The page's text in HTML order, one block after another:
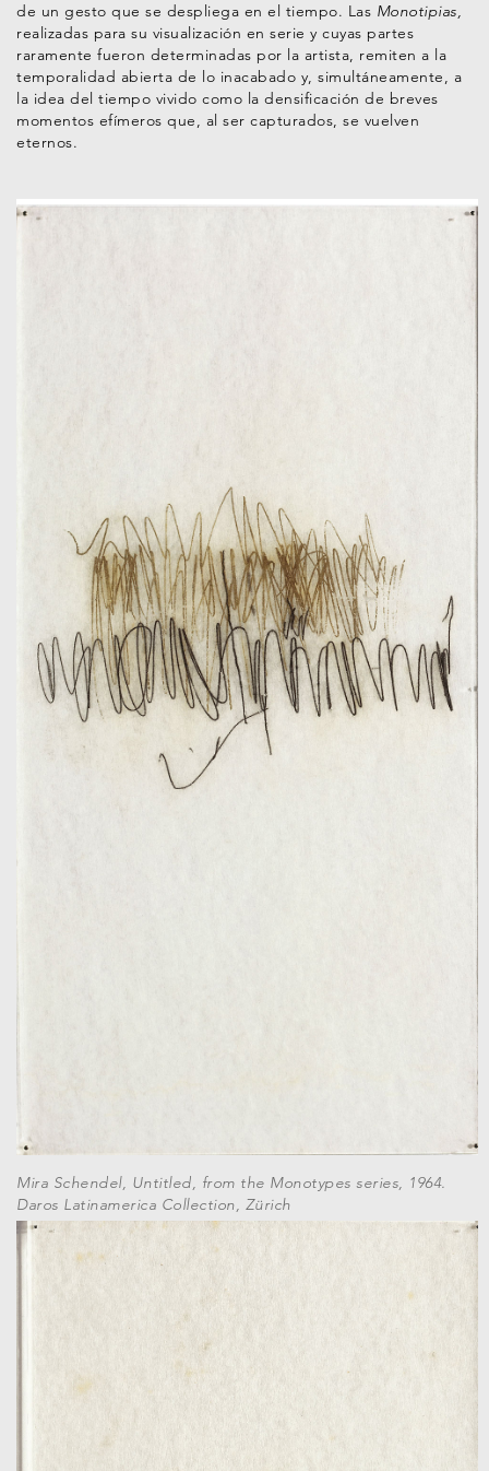
de un gesto que se despliega en el tiempo. Las Monotipias,
realizadas para su visualización en serie y cuyas partes
raramente fueron determinadas por la artista, remiten a la
temporalidad abierta de lo inacabado y, simultáneamente, a
la idea del tiempo vivido como la densificación de breves
momentos efímeros que, al ser capturados, se vuelven
eternos.
Mira Schendel, Untitled, from the Monotypes series, 1964.
Daros Latinamerica Collection, Zürich